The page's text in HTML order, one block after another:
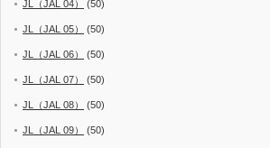
JL（JAL 04） (50)
JL（JAL 05） (50)
JL（JAL 06） (50)
JL（JAL 07） (50)
JL（JAL 08） (50)
JL（JAL 09） (50)